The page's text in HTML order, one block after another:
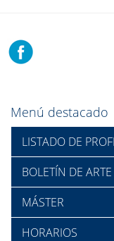
Menú destacado
LISTADO DE
BOLETÍN DE ARTE
MÁSTER
HORARIOS